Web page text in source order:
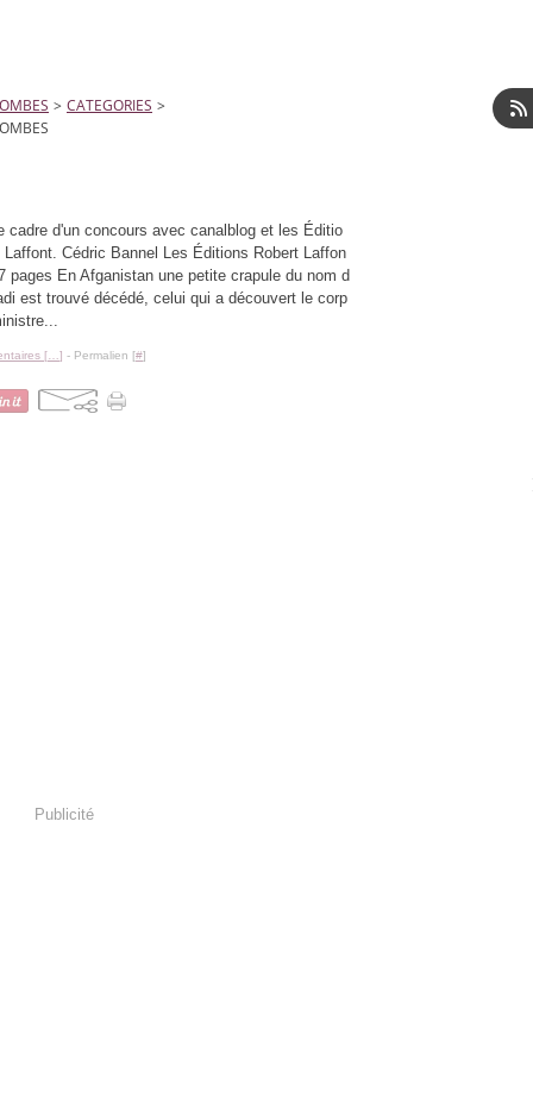
> CATEGORIES >
cadre d'un concours avec canalblog et les Éditio
Laffont. Cédric Bannel Les Éditions Robert Laffon
pages En Afganistan une petite crapule du nom d
est trouvé décédé, celui qui a découvert le corp
[ ] - Permalien [#]
Publicité